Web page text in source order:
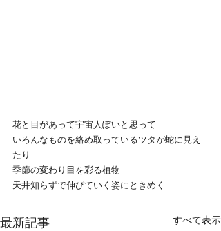
花と目があって宇宙人ぽいと思って
いろんなものを絡め取っているツタが蛇に見え
たり
季節の変わり目を彩る植物
天井知らずで伸びていく姿にときめく
最新記事 すべて表示